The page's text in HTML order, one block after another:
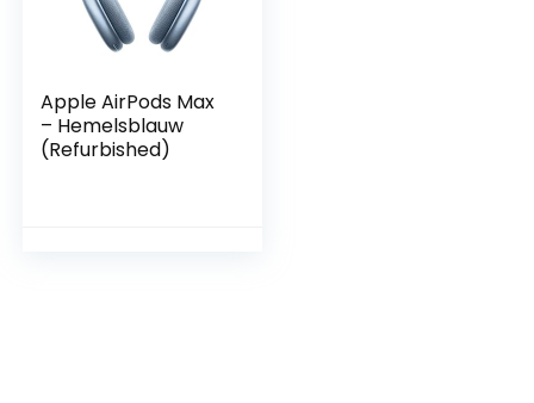
Apple AirPods Max
– Hemelsblauw
(Refurbished)